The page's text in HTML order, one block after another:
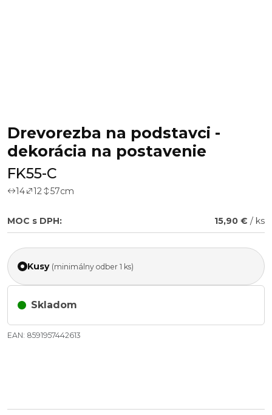
Drevorezba na podstavci -
dekorácia na postavenie
FK55-C
14 12 57cm
MOC s DPH: 15,90 € / ks
Kusy (minimálny odber 1 ks)
Skladom
EAN: 8591957442613